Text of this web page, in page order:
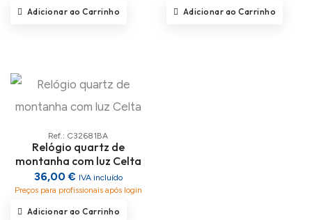
Adicionar ao Carrinho Adicionar ao Carrinho
Ref.: C32681BA
Relógio quartz de
montanha com luz Celta
36,00 € IVA incluído
Preços para profissionais após login
Adicionar ao Carrinho